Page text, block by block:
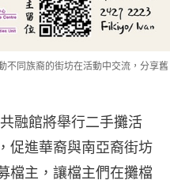
不同族裔的街坊在活動中交流，分享舊
融館將舉行二手攤活
促進華裔與南亞裔街坊
檔主，讓檔主們在攤檔